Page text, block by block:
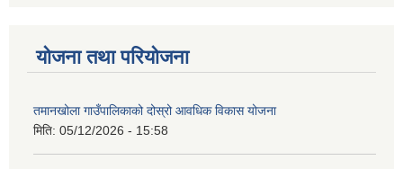
योजना तथा परियोजना
तमानखोला गाउँपालिकाको दोस्रो आवधिक विकास योजना
मिति: 05/12/2026 - 15:58